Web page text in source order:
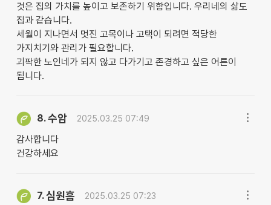
것은 집의 가치를 높이고 보존하기 위함입니다. 우리네의 삶도
집과 같습니다.
세월이 지나면서 멋진 고목이나 고택이 되려면 적당한
가지치기와 관리가 필요합니다.
괴팍한 노인네가 되지 않고 다가기고 존경하고 싶은 어른이
됩니다.
8.수암 2025.03.25 07:49
감사합니다
건강하세요
7.심원흠 2025.03.25 07:23